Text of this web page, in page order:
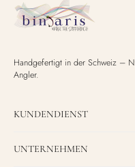
Handgefertigt in der Schweiz –
Angler.
KUNDENDIENST
UNTERNEHMEN